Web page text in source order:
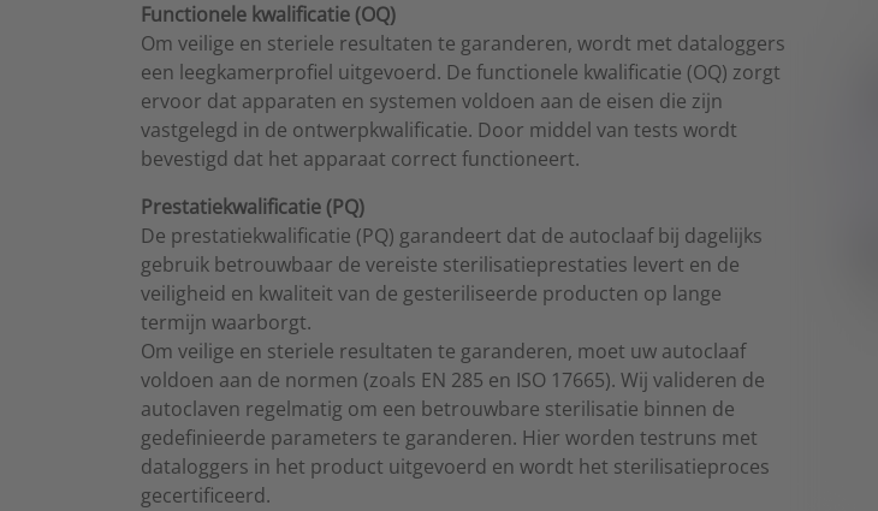
Functionele kwalificatie (OQ)
Om veilige en steriele resultaten te garanderen, wordt met dataloggers
een leegkamerprofiel uitgevoerd. De functionele kwalificatie (OQ) zorgt
ervoor dat apparaten en systemen voldoen aan de eisen die zijn
vastgelegd in de ontwerpkwalificatie. Door middel van tests wordt
bevestigd dat het apparaat correct functioneert.
Prestatiekwalificatie (PQ)
De prestatiekwalificatie (PQ) garandeert dat de autoclaaf bij dagelijks
gebruik betrouwbaar de vereiste sterilisatieprestaties levert en de
veiligheid en kwaliteit van de gesteriliseerde producten op lange
termijn waarborgt.
Om veilige en steriele resultaten te garanderen, moet uw autoclaaf
voldoen aan de normen (zoals EN 285 en ISO 17665). Wij valideren de
autoclaven regelmatig om een betrouwbare sterilisatie binnen de
gedefinieerde parameters te garanderen. Hier worden testruns met
dataloggers in het product uitgevoerd en wordt het sterilisatieproces
gecertificeerd.